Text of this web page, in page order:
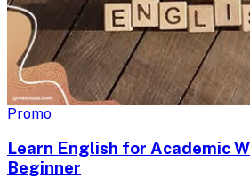
Promo
Learn English for Academic
Beginner